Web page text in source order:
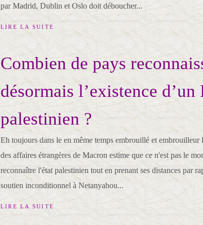
par Madrid, Dublin et Oslo doit déboucher...
LIRE LA SUITE
Combien de pays
désormais l’existence d’un
palestinien ?
Eh toujours dans le en même temps embrouillé et embrouilleur
des affaires étrangères de Macron estime que ce n'est pas le
reconnaître l'état palestinien tout en prenant ses distances par
soutien inconditionnel à Netanyahou...
LIRE LA SUITE